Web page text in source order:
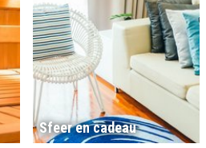
Sfeer en cadeau